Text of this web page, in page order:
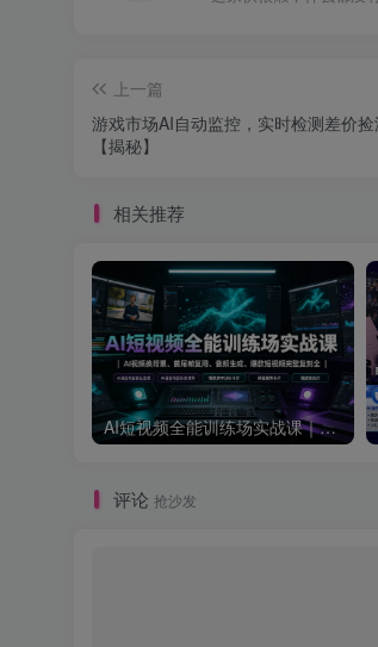
上一篇
游戏市场AI自动监控，实时检测差价
【揭秘】
相关推荐
AI短视频全能训练场实战课｜AI视频换背景、首尾帧复用、音频生成、爆款短视频完整复刻全套实操教学
评论 抢沙发